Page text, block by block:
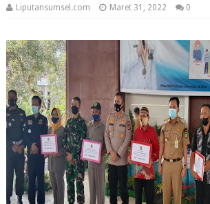
Liputansumsel.com Maret 31, 2022 0